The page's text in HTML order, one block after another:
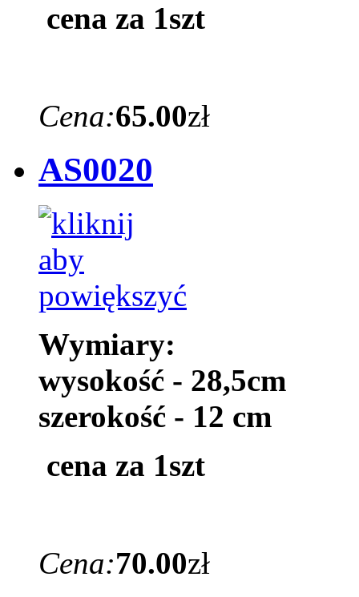
cena za 1szt
Cena:65.00zł
AS0020
Wymiary:
wysokość - 28,5cm
szerokość - 12 cm
cena za 1szt
Cena:70.00zł